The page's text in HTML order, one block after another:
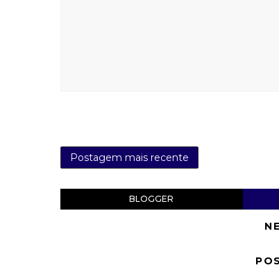
Postagem mais recente
BLOGGER